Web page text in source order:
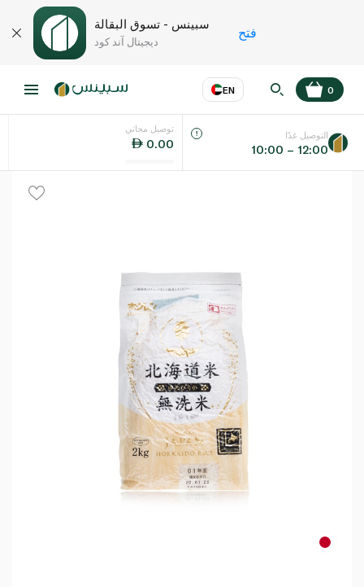
سبينس - تسوق البقالة
ديجيتال آند كود
فتح
EN
اللغة عر
0
توصيل مجاني
0.00
التوصيل غدًا
10:00 – 12:00